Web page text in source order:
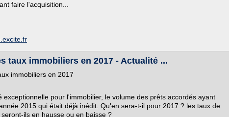
faire l'acquisition...
taux immobiliers en 2017 - Actualité ...
immobiliers en 2017
exceptionnelle pour l'immobilier, le volume des prêts accordés ayant
2015 qui était déjà inédit. Qu'en sera-t-il pour 2017 ? les taux de
ils en hausse ou en baisse ?